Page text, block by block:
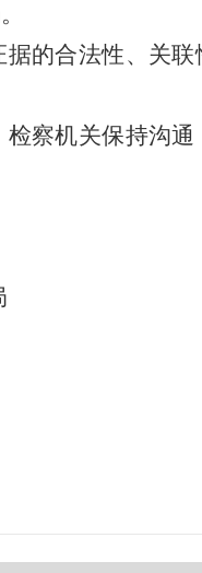
的合法性、关
察机关保持沟